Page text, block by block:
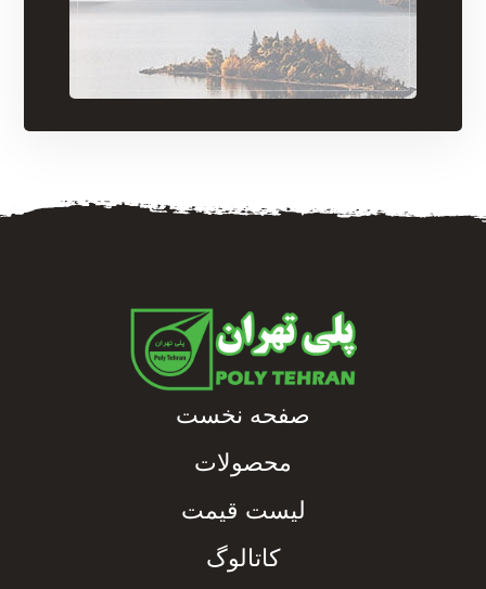
صفحه نخست
محصولات
لیست قیمت
کاتالوگ